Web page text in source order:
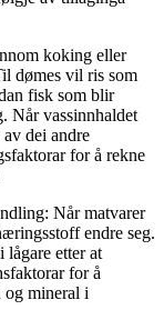
koking eller
dømes vil ris som
fisk som blir
Når vass­innhaldet
dei andre
for å rekne
Når matvarer
endre seg.
etter at
for å
og mineral i